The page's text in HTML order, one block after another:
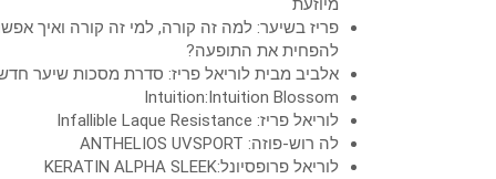
מיוזעת
פריז בשיער: למה זה קורה, למי זה קורה ואיך
להפחית את התופעה?
אלביב מבית לוריאל פריז: סדרת מסכות שיער
Intuition:Intuition Blossom
לוריאל פריז: Infallible Laque Resistance
לה רוש-פוזה: ANTHELIOS UVSPORT
לוריאל פרופסיונל:KERATIN ALPHA SLEEK